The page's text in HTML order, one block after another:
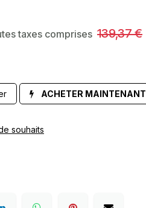
taxes comprises 139,37€
ACHETER MAINTENANT
souhaits